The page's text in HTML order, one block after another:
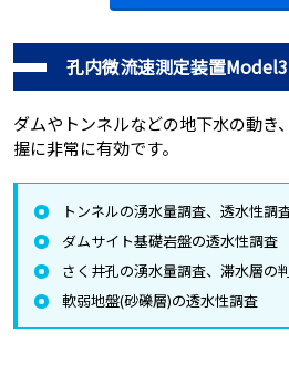
孔内微流速測定装置
ダムやトンネルなどの地下水の動き
握に非常に有効です。
トンネルの湧水量調査、透水性調
ダムサイト基礎岩盤の透水性調査
さく井孔の湧水量調査、滞水層の
軟弱地盤(砂礫層)の透水性調査